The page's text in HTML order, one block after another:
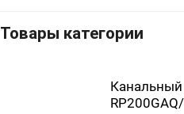
Товары категории
Канальный